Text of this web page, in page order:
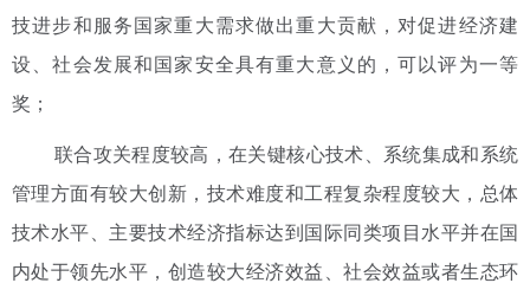
技进步和服务国家重大需求做出重大贡献，对促进经济建
设、社会发展和国家安全具有重大意义的，可以评为一等
奖；
联合攻关程度较高，在关键核心技术、系统集成和系统
管理方面有较大创新，技术难度和工程复杂程度较大，总体
技术水平、主要技术经济指标达到国际同类项目水平并在国
内处于领先水平，创造较大经济效益、社会效益或者生态环